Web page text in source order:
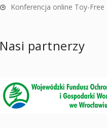
Konferencja online Toy-
Nasi partnerzy